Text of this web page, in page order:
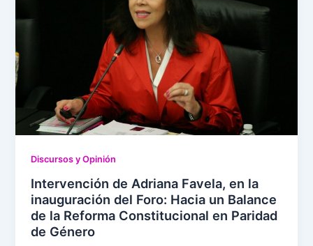
Discursos y Opinión
Intervención de Adriana Favela, en la
inauguración del Foro: Hacia un Balance
de la Reforma Constitucional en Paridad
de Género